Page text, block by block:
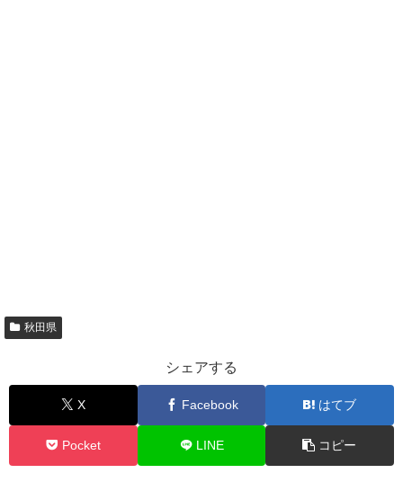
秋田県
シェアする
X Facebook はてブ
Pocket LINE コピー